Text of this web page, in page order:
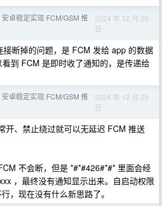
安卓稳定实现 FCM/GSM 推
2024 年 12 月 26
日
接断掉的问题，是 FCM 发给 app 的数据
到 FCM 是即时收了通知的，是传递给
安卓稳定实现 FCM/GSM 推
2024 年 12 月 25
日
开、禁止绕过就可以无延迟 FCM 推送
不会断，但是 *#*#426#*#* 里面会经
，最终没有通知显示出来。自启动权限
，现在没有什么新思路了。